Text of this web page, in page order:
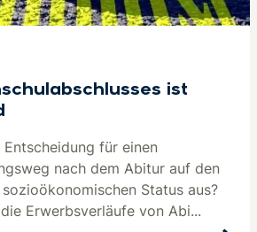
ist
für einen
nach dem Abitur auf den
Status aus?
Erwerbsverläufe von Abi...